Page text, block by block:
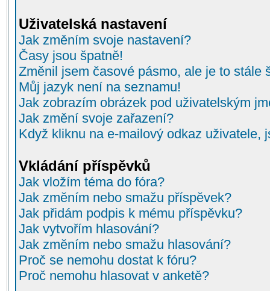
Uživatelská nastavení
Jak změním svoje nastavení?
Časy jsou špatně!
Změnil jsem časové pásmo, ale je to stále
Můj jazyk není na seznamu!
Jak zobrazím obrázek pod uživatelským
Jak změní svoje zařazení?
Když kliknu na e-mailový odkaz uživatele,
Vkládání příspěvků
Jak vložím téma do fóra?
Jak změním nebo smažu příspěvek?
Jak přidám podpis k mému příspěvku?
Jak vytvořím hlasování?
Jak změním nebo smažu hlasování?
Proč se nemohu dostat k fóru?
Proč nemohu hlasovat v anketě?